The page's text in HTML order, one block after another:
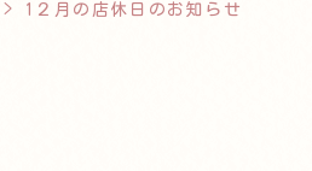
> 1２月の店休日のお知らせ